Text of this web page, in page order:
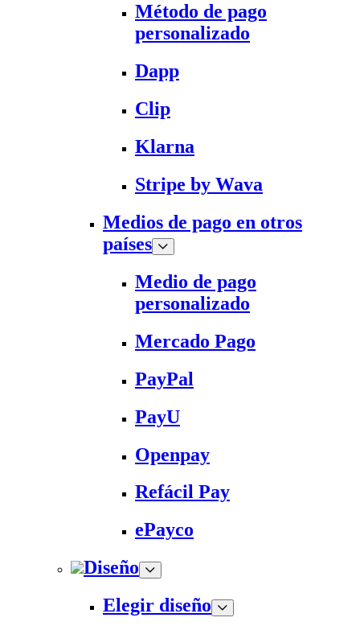
Método de pago
personalizado
Dapp
Clip
Klarna
Stripe by Wava
Medios de pago en otros
países
Medio de pago
personalizado
Mercado Pago
PayPal
PayU
Openpay
Refácil Pay
ePayco
Diseño
Elegir diseño